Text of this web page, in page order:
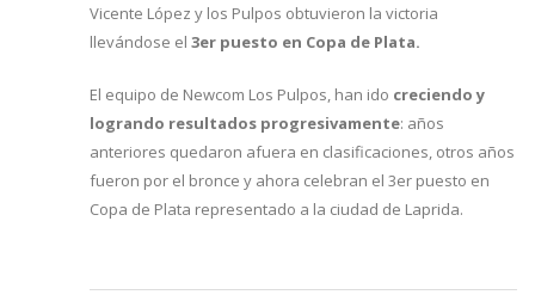
Vicente López y los Pulpos obtuvieron la victoria
llevándose el 3er puesto en Copa de Plata.
El equipo de Newcom Los Pulpos, han ido creciendo y
logrando resultados progresivamente: años
anteriores quedaron afuera en clasificaciones, otros años
fueron por el bronce y ahora celebran el 3er puesto en
Copa de Plata representado a la ciudad de Laprida.